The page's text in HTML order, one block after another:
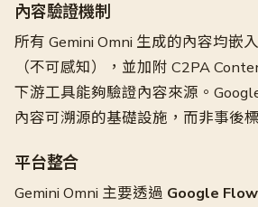
內容驗證機制
所有 Gemini Omni 生成的內容均嵌入
（不可感知），並加附 C2PA
下游工具能夠驗證內容來源。
內容可溯源的基礎設施，而非事後
平台整合
Gemini Omni 主要透過 Google Flow